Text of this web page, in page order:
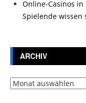
Online-Casinos
Spielende wissen
ARCHIV
Archiv